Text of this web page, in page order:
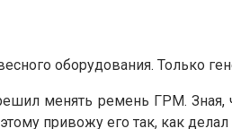
оборудования. Только
менять ремень ГРМ.
привожу его так, как делал